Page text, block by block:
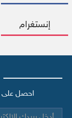
إنستغرام
احصل على